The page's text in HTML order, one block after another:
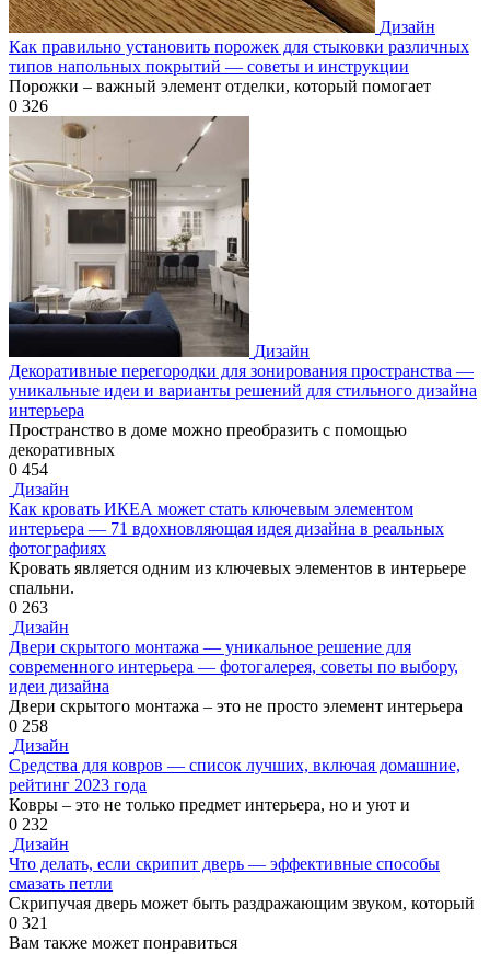
Дизайн
Как правильно установить порожек для стыковки различных
типов напольных покрытий — советы и инструкции
Порожки – важный элемент отделки, который помогает
0 326
Дизайн
Декоративные перегородки для зонирования пространства —
уникальные идеи и варианты решений для стильного дизайна
интерьера
Пространство в доме можно преобразить с помощью
декоративных
0 454
Дизайн
Как кровать ИКЕА может стать ключевым элементом
интерьера — 71 вдохновляющая идея дизайна в реальных
фотографиях
Кровать является одним из ключевых элементов в интерьере
спальни.
0 263
Дизайн
Двери скрытого монтажа — уникальное решение для
современного интерьера — фотогалерея, советы по выбору,
идеи дизайна
Двери скрытого монтажа – это не просто элемент интерьера
0 258
Дизайн
Средства для ковров — список лучших, включая домашние,
рейтинг 2023 года
Ковры – это не только предмет интерьера, но и уют и
0 232
Дизайн
Что делать, если скрипит дверь — эффективные способы
смазать петли
Скрипучая дверь может быть раздражающим звуком, который
0 321
Вам также может понравиться